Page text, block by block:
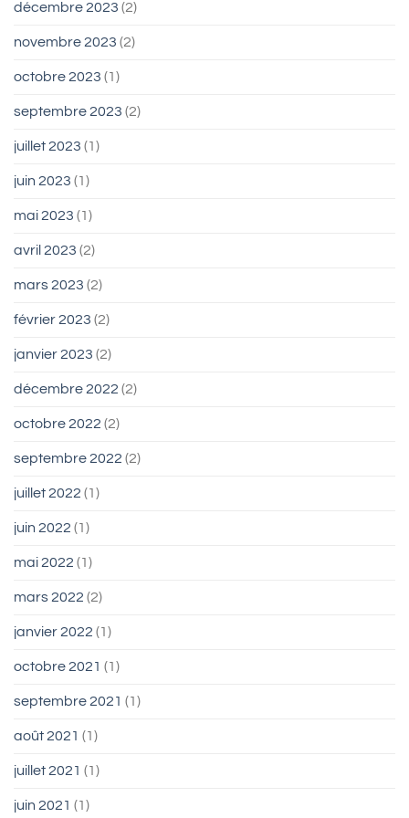
décembre 2023 (2)
novembre 2023 (2)
octobre 2023 (1)
septembre 2023 (2)
juillet 2023 (1)
juin 2023 (1)
mai 2023 (1)
avril 2023 (2)
mars 2023 (2)
février 2023 (2)
janvier 2023 (2)
décembre 2022 (2)
octobre 2022 (2)
septembre 2022 (2)
juillet 2022 (1)
juin 2022 (1)
mai 2022 (1)
mars 2022 (2)
janvier 2022 (1)
octobre 2021 (1)
septembre 2021 (1)
août 2021 (1)
juillet 2021 (1)
juin 2021 (1)